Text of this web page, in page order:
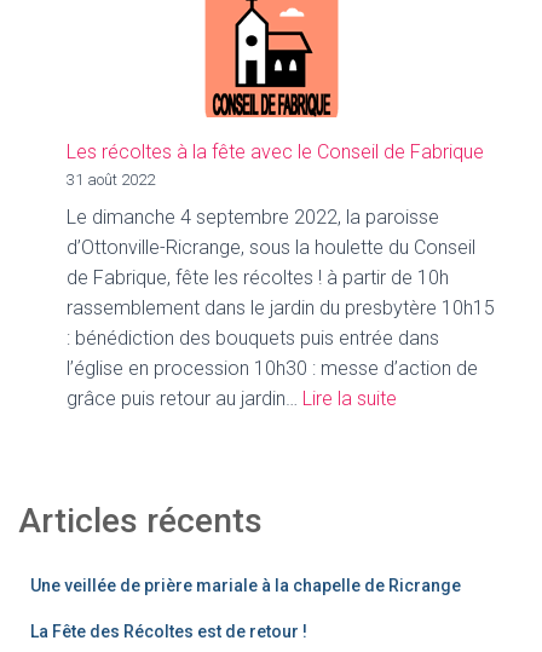
4
2022
Les récoltes à la fête avec le Conseil de Fabrique
31 août 2022
Le dimanche 4 septembre 2022, la paroisse
d’Ottonville-Ricrange, sous la houlette du Conseil
de Fabrique, fête les récoltes ! à partir de 10h
rassemblement dans le jardin du presbytère 10h15
: bénédiction des bouquets puis entrée dans
l’église en procession 10h30 : messe d’action de
grâce puis retour au jardin… Lire la suite
avec
Articles récents
Une veillée de prière mariale à la chapelle de Ricrange
La Fête des Récoltes est de retour !